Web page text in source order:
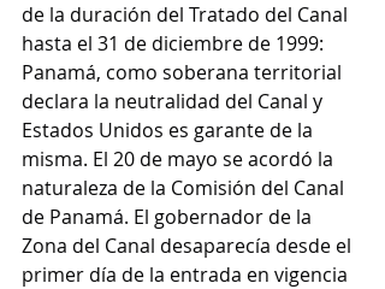
de la duración del Tratado del Canal
hasta el 31 de diciembre de 1999:
Panamá, como soberana territorial
declara la neutralidad del Canal y
Estados Unidos es garante de la
misma. El 20 de mayo se acordó la
naturaleza de la Comisión del Canal
de Panamá. El gobernador de la
Zona del Canal desaparecía desde el
primer día de la entrada en vigencia